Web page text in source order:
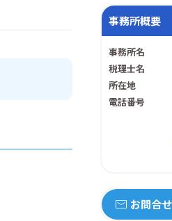
事務所概要
事務所名
税理士名
所在地
電話番号
お問合せ